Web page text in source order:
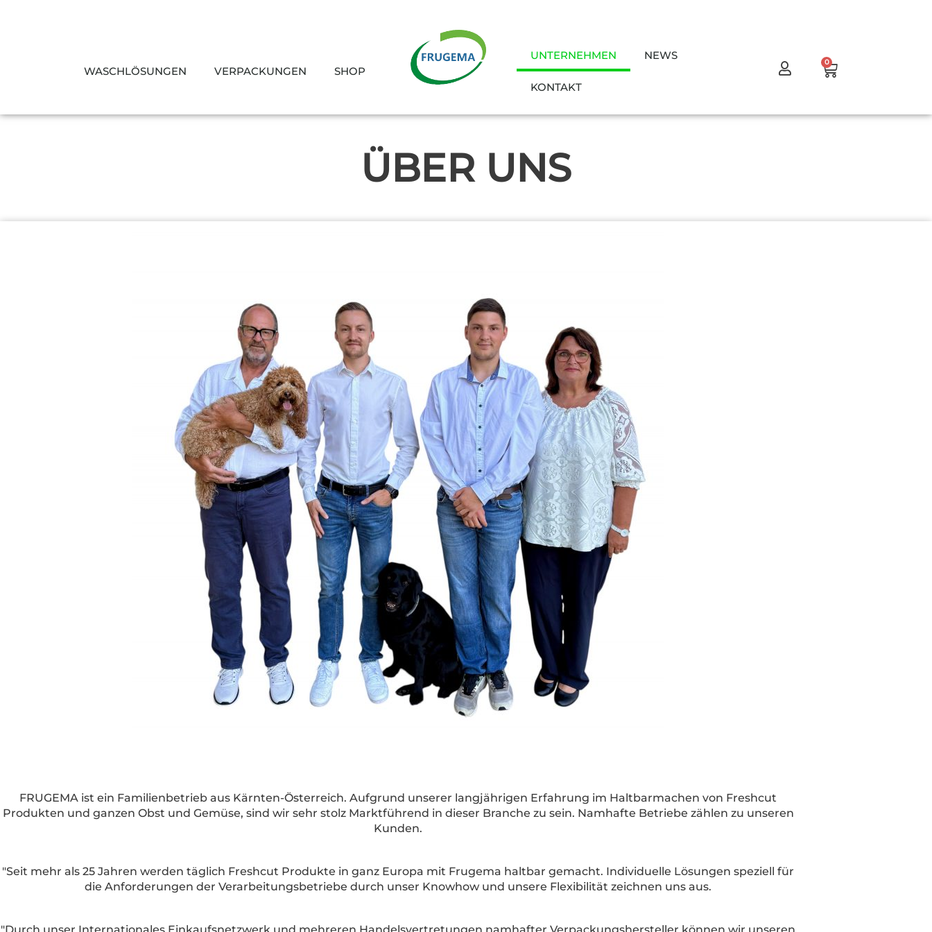
WASCHLÖSUNGEN VERPACKUNGEN SHOP
UNTERNEHMEN NEWS
KONTAKT
0
Warenkorb
ÜBER UNS
FRUGEMA ist ein Familienbetrieb aus Kärnten-Österreich. Aufgrund unserer langjährigen Erfahrung im Haltbarmachen von Freshcut
Produkten und ganzen Obst und Gemüse, sind wir sehr stolz Marktführend in dieser Branche zu sein. Namhafte Betriebe zählen zu unseren
Kunden.
"Seit mehr als 25 Jahren werden täglich Freshcut Produkte in ganz Europa mit Frugema haltbar gemacht. Individuelle Lösungen speziell für
die Anforderungen der Verarbeitungsbetriebe durch unser Knowhow und unsere Flexibilität zeichnen uns aus.